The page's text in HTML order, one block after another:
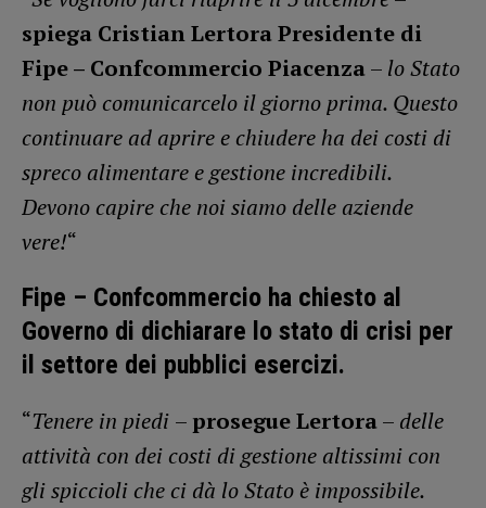
spiega Cristian Lertora Presidente di
Fipe – Confcommercio Piacenza– lo Stato
non può comunicarcelo il giorno prima. Questo
continuare ad aprire e chiudere ha dei costi di
spreco alimentare e gestione incredibili.
Devono capire che noi siamo delle aziende
vere!“
Fipe – Confcommercio ha chiesto al
Governo di dichiarare lo stato di crisi per
il settore dei pubblici esercizi.
“Tenere in piedi – prosegue Lertora– delle
attività con dei costi di gestione altissimi con
gli spiccioli che ci dà lo Stato è impossibile.